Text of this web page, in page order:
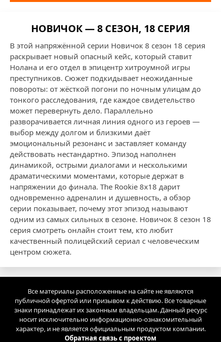
НОВИЧОК — 8 СЕЗОН, 18 СЕРИЯ
В этой напряжённой серии Новичок 8 сезон 18 серия
раскрывает новый опасный кейс, который ставит
Нолана и его отдел в эпицентр хитроумной игры
преступников. Сюжет подкидывает неожиданные
повороты: от жёсткой погони по ночным улицам до
тонкого расследования, где каждое свидетельство
может перевернуть дело. Параллельно
разворачивается личная линия одного из героев —
выбор между долгом и близкими даёт
эмоциональный резонанс и заставляет команду
действовать нестандартно. Эпизод наполнен
динамикой, острыми диалогами и несколькими
драматическими моментами, которые держат в
напряжении до финала. The Rookie 8x18 дарит
одновременно адреналин и душевность, а обзор
серии показывает, почему этот эпизод называют
одним из самых сильных в сезоне. Новичок 8 сезон 18
серия смотреть онлайн стоит тем, кто любит
качественный полицейский сериал с человеческим
центром сюжета.
Все материалы расположенные на сайте не являются
публичной офертой или призывом к действию. Все товарные
знаки принадлежат их законным владельцам. Данный ресурс
носит исключительно информационно-ознакомительный
характер, и не является официальным продуктом компании.
Обратная связь с проектом